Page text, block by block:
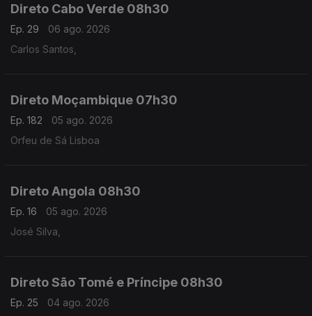
Direto Cabo Verde 08h30
Ep. 29
06 ago. 2026
Carlos Santos,
Direto Moçambique 07h30
Ep. 182
05 ago. 2026
Orfeu de Sá Lisboa
Direto Angola 08h30
Ep. 16
05 ago. 2026
José Silva,
Direto São Tomé e Príncipe 08h30
Ep. 25
04 ago. 2026